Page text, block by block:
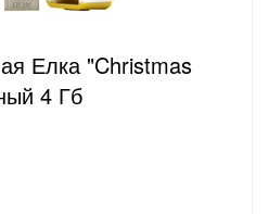
Елка "Christmas
4 Гб